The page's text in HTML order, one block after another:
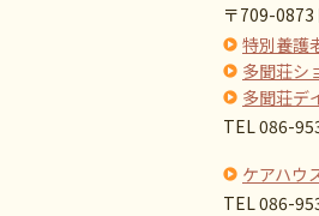
〒709-
特別養護
多聞荘シ
多聞荘デ
TEL 086-
ケアハウ
TEL 086-